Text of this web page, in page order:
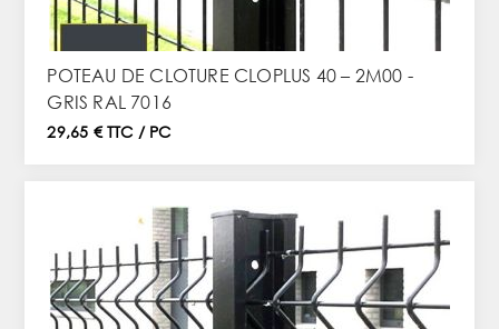
POTEAU DE CLOTURE CLOPLUS 40 – 2M00 -
GRIS RAL 7016
29,65 € TTC / PC